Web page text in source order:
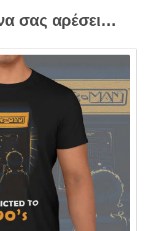
σας αρέσει…